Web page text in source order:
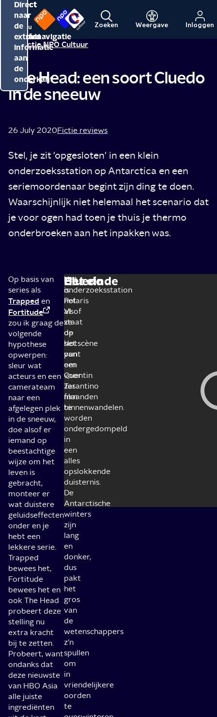
Direct
naar
de
inhoud
Direct
naar
de
hoofdnavigatie
Direct
naar
de
extra
informatie
aan
de
onderkant
Menu
Naar
de
NPO
Naar
de
NPO
Zoeken Weergave Inloggen
Redactie NPO Cultuur
The Head: een soort Cluedo
in de sneeuw
26 July 2020Fictie reviews
Stel, je zit 'opgesloten' in een klein
onderzoeksstation op Antarctica en een
seriemoordenaar begint zijn ding te doen.
Waarschijnlijk niet helemaal het scenario dat
je voor ogen had toen je thuis je thermo
onderbroeken aan het inpakken was.
Op basis van
series als
Trapped en
Fortitude
zou ik graag de
volgende
hypothese
opwerpen:
sleur wat
acteurs en een
camerateam
naar een
afgelegen plek
in de sneeuw,
doe alsof er
iemand op
beestachtige
wijze om het
leven is
gebracht,
monteer er
wat duistere
geluidseffecten
onder en je
hebt een
lekkere serie.
Trapped
bewees het,
Fortitude
bewees het en
ook The Head
probeert deze
stelling nu
extra kracht
bij te zetten.
Probeert, want
ondanks dat
deze nieuwste
van HBO Asia
alle juiste
ingrediënten
Cluedo
Het
onderzoeksstation
Polaris
VI
staat
op
het
punt
om
voor
zes
maanden
te
worden
ondergedompeld
in
een
alles
opslokkende
duisternis.
De
Antarctische
winters
zijn
lang
en
donker,
dus
pakt
het
gros
van
de
wetenschappers
z’n
spullen
om
in
vriendelijkere
oorden
te
Het
is
net
alsof
ze
de
slotscène
van
een
Quentin
Tarantino
film
binnenwandelen.
Het einde